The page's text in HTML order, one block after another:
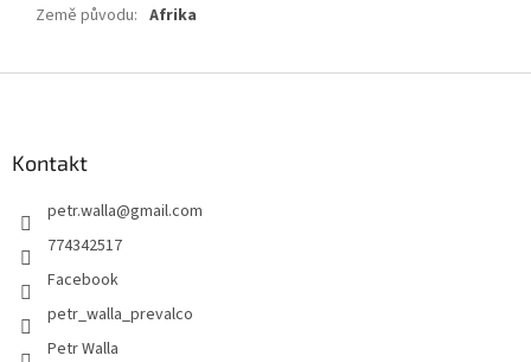
Země původu: Afrika
Kontakt
petr.walla@gmail.com
774342517
Facebook
petr_walla_prevalco
Petr Walla